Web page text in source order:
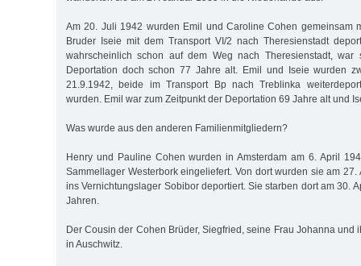
Am 20. Juli 1942 wurden Emil und Caroline Cohen gemeinsam
Bruder Iseie mit dem Transport VI/2 nach Theresienstadt
wahrscheinlich schon auf dem Weg nach Theresienstadt, war
Deportation doch schon 77 Jahre alt. Emil und Iseie wurden
21.9.1942, beide im Transport Bp nach Treblinka
wurden. Emil war zum Zeitpunkt der Deportation 69 Jahre alt und
Was wurde aus den anderen Familienmitgliedern?
Henry und Pauline Cohen wurden in Amsterdam am 6. April
Sammellager Westerbork eingeliefert. Von dort wurden sie am
ins Vernichtungslager Sobibor deportiert. Sie starben dort am 30.
Jahren.
Der Cousin der Cohen Brüder, Siegfried, seine Frau Johanna und
in Auschwitz.